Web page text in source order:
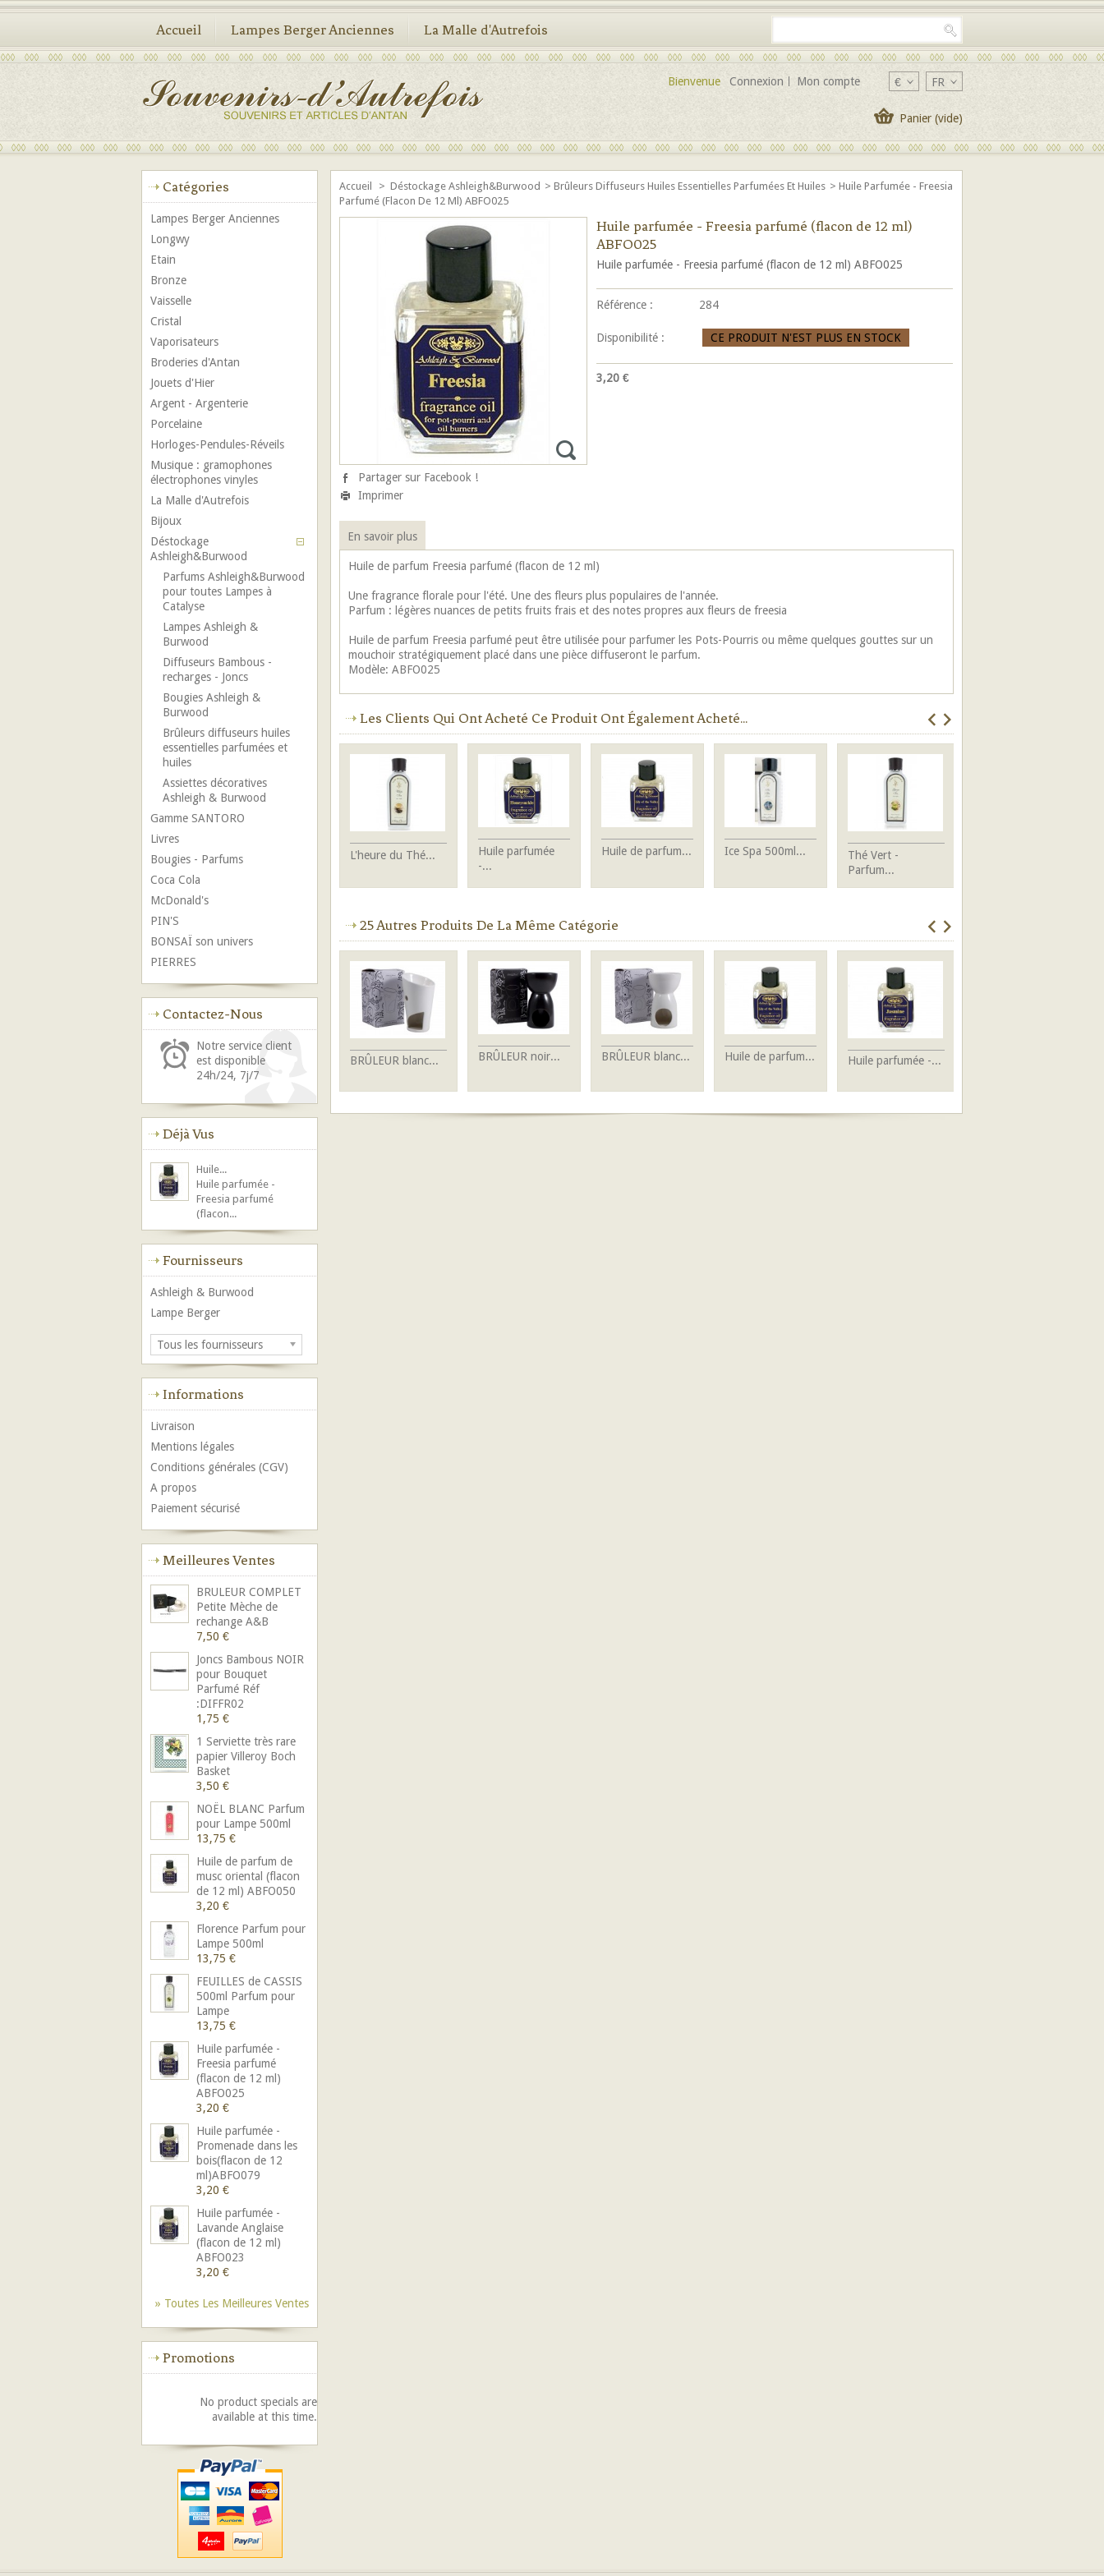
FR
€
Panier (vide)
Bienvenue Connexion Mon compte
Accueil Lampes Berger Anciennes La Malle d'Autrefois
Accueil > Déstockage Ashleigh&Burwood > Brûleurs Diffuseurs Huiles Essentielles Parfumées Et Huiles > Huile Parfumée - Freesia
Parfumé (flacon De 12 Ml) ABFO025
Partager sur Facebook !
Imprimer
Huile parfumée - Freesia parfumé (flacon de 12 ml)
ABFO025
Huile parfumée - Freesia parfumé (flacon de 12 ml) ABFO025
Référence : 284
Disponibilité : CE PRODUIT N'EST PLUS EN STOCK
3,20 €
En savoir plus
Huile de parfum Freesia parfumé (flacon de 12 ml)
Une fragrance florale pour l'été. Une des fleurs plus populaires de l'année.
Parfum : légères nuances de petits fruits frais et des notes propres aux fleurs de freesia
Huile de parfum Freesia parfumé peut être utilisée pour parfumer les Pots-Pourris ou même quelques gouttes sur un
mouchoir stratégiquement placé dans une pièce diffuseront le parfum.
Modèle: ABFO025
Les Clients Qui Ont Acheté Ce Produit Ont Également Acheté...
L'heure du Thé...
Huile parfumée
-...
Huile de parfum... Ice Spa 500ml...
Thé Vert -
Parfum...
25 Autres Produits De La Même Catégorie
BRÛLEUR blanc... BRÛLEUR noir... BRÛLEUR blanc... Huile de parfum... Huile parfumée -...
Catégories
Lampes Berger Anciennes
Longwy
Etain
Bronze
Vaisselle
Cristal
Vaporisateurs
Broderies d'Antan
Jouets d'Hier
Argent - Argenterie
Porcelaine
Horloges-Pendules-Réveils
Musique : gramophones
électrophones vinyles
La Malle d'Autrefois
Bijoux
Déstockage
Ashleigh&Burwood
Parfums Ashleigh&Burwood
pour toutes Lampes à
Catalyse
Lampes Ashleigh &
Burwood
Diffuseurs Bambous -
recharges - Joncs
Bougies Ashleigh &
Burwood
Brûleurs diffuseurs huiles
essentielles parfumées et
huiles
Assiettes décoratives
Ashleigh & Burwood
Gamme SANTORO
Livres
Bougies - Parfums
Coca Cola
McDonald's
PIN'S
BONSAÏ son univers
PIERRES
Contactez-Nous
Notre service client
est disponible
24h/24, 7j/7
Déjà Vus
Huile...
Huile parfumée -
Freesia parfumé
(flacon...
Fournisseurs
Ashleigh & Burwood
Lampe Berger
Tous les fournisseurs
Informations
Livraison
Mentions légales
Conditions générales (CGV)
A propos
Paiement sécurisé
Meilleures Ventes
BRULEUR COMPLET
Petite Mèche de
rechange A&B
7,50 €
Joncs Bambous NOIR
pour Bouquet
Parfumé Réf
:DIFFR02
1,75 €
1 Serviette très rare
papier Villeroy Boch
Basket
3,50 €
NOËL BLANC Parfum
pour Lampe 500ml
13,75 €
Huile de parfum de
musc oriental (flacon
de 12 ml) ABFO050
3,20 €
Florence Parfum pour
Lampe 500ml
13,75 €
FEUILLES de CASSIS
500ml Parfum pour
Lampe
13,75 €
Huile parfumée -
Freesia parfumé
(flacon de 12 ml)
ABFO025
3,20 €
Huile parfumée -
Promenade dans les
bois(flacon de 12
ml)ABFO079
3,20 €
Huile parfumée -
Lavande Anglaise
(flacon de 12 ml)
ABFO023
3,20 €
» Toutes Les Meilleures Ventes
Promotions
No product specials are
available at this time.